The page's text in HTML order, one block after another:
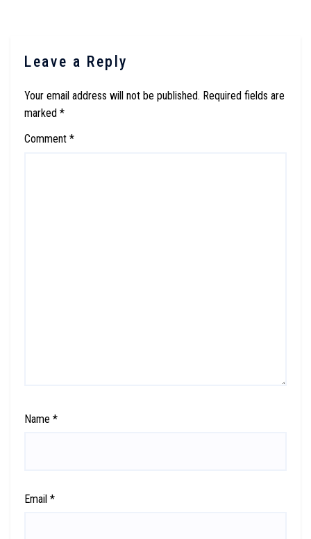
Leave a Reply
Your email address will not be published. Required fields are
marked *
Comment *
Name *
Email *